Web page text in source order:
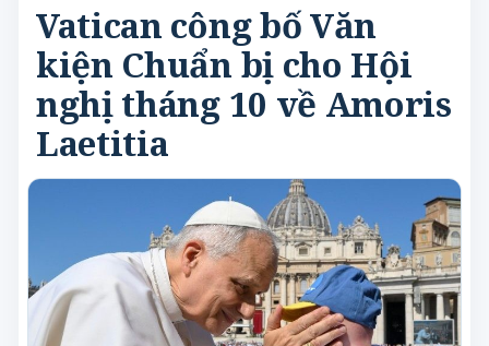
Vatican công bố Văn
kiện Chuẩn bị cho Hội
nghị tháng 10 về Amoris
Laetitia